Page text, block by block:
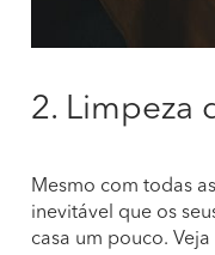
2. Limpeza
Mesmo com todas
inevitável que os
casa um pouco.